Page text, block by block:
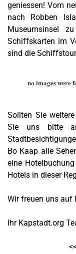
geniessen! Vom
nach Robben
Museumsinsel
Schiffskarten im
sind die
no images were
Sollten Sie
Sie uns bitte
Bo Kaap alle
eine
Hotels in dieser
Wir freuen uns auf
Ihr Kapstadt.org